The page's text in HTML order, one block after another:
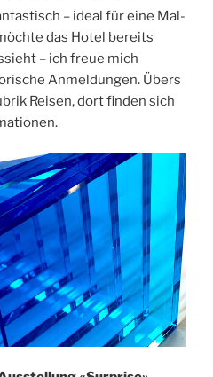
– ideal für eine Mal-
das Hotel bereits
– ich freue mich
Anmeldungen. Übers
Reisen, dort finden sich